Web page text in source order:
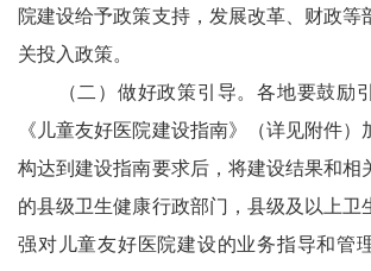
院建设给予政策支持，发展改革、财政等
关投入政策。
（二）做好政策引导。各地要鼓励
《儿童友好医院建设指南》（详见附件
构达到建设指南要求后，将建设结果和相
的县级卫生健康行政部门，县级及以上卫
强对儿童友好医院建设的业务指导和管